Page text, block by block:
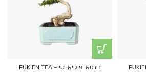
בונסאי פוקיאן טי – FUKIEN TEA